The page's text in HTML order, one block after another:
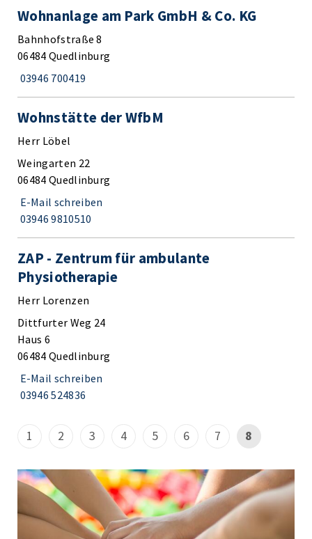
Wohnanlage am Park GmbH & Co. KG
Bahnhofstraße 8
06484 Quedlinburg
03946 700419
Wohnstätte der WfbM
Herr Löbel
Weingarten 22
06484 Quedlinburg
E-Mail schreiben
03946 9810510
ZAP - Zentrum für ambulante
Physiotherapie
Herr Lorenzen
Dittfurter Weg 24
Haus 6
06484 Quedlinburg
E-Mail schreiben
03946 524836
1 2 3 4 5 6 7 8